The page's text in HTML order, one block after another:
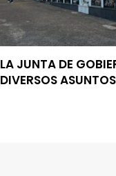
LA JUNTA DE
DIVERSOS ASUNTOS